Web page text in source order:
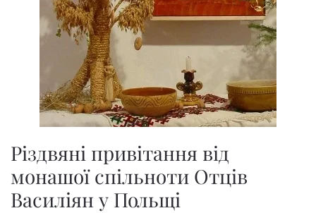
Різдвяні привітання від
монашої спільноти Отців
Василіян у Польщі